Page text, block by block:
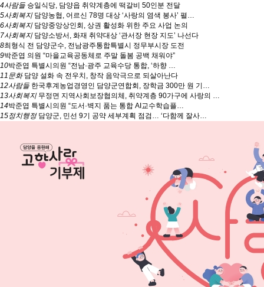
4사람들 승일식당, 담양읍 취약계층에 떡갈비 50인분 전달
5사회복지담양농협, 어르신 78명 대상 ‘사랑의 염색 봉사’ 펼…
6사회복지담양중앙상인회, 상권 활성화 위한 주요 사업 논의
7사회복지담양소방서, 화재 취약대상 ‘관서장 현장 지도’ 나선다
8최형식 전 담양군수, 전남광주통합특별시 정무부시장 도전
9박준엽 의원 “마을교육공동체로 주말 돌봄 공백 채워야”
10박준엽 특별시의원 “전남·광주 교육수당 통합, ‘하향 …
11문화담양 설화 속 전우치, 창작 음악극으로 되살아난다
12사람들 한국후계농업경영인 담양군연합회, 장학금 300만 원 기…
13사회복지무정면 지역사회보장협의체, 취약계층 90가구에 사랑의 …
14박준엽 특별시의원 “도서·벽지 품는 통합 AI교수학습플…
15정치행정담양군, 민선 9기 공약 세부계획 점검… ‘다함께 잘사…